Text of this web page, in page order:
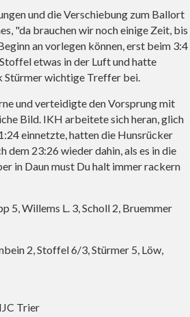
und die Verschiebung zum Ballort
"da brauchen wir noch einige Zeit, bis
an vorlegen können, erst beim 3:4
etwas in der Luft und hatte
Stürmer wichtige Treffer bei.
und verteidigte den Vorsprung mit
Bild. IKH arbeitete sich heran, glich
einnetzte, hatten die Hunsrücker
dem 23:26 wieder dahin, als es in die
in Daun must Du halt immer rackern
5, Willems L. 3, Scholl 2, Bruemmer
2, Stoffel 6/3, Stürmer 5, Löw,
Trier